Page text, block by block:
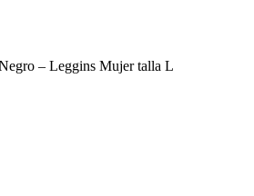
– Leggins Mujer talla L